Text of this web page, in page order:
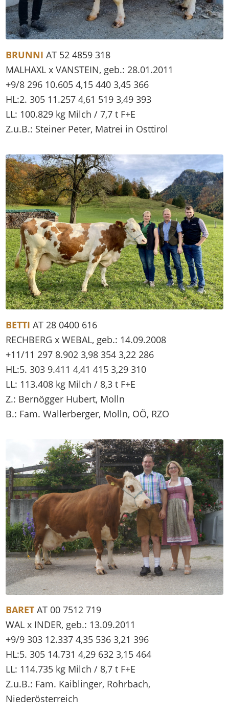
BRUNNIAT 52 4859 318
MALHAXL x VANSTEIN, geb.: 28.01.2011
+9/8 296 10.605 4,15 440 3,45 366
HL:2. 305 11.257 4,61 519 3,49 393
LL: 100.829 kg Milch / 7,7 t F+E
Z.u.B.: Steiner Peter, Matrei in Osttirol
BETTI AT 28 0400 616
RECHBERG x WEBAL, geb.: 14.09.2008
+11/11 297 8.902 3,98 354 3,22 286
HL:5. 303 9.411 4,41 415 3,29 310
LL: 113.408 kg Milch / 8,3 t F+E
Z.: Bernögger Hubert, Molln
B.: Fam. Wallerberger, Molln, OÖ, RZO
BARETAT 00 7512 719
WAL x INDER, geb.: 13.09.2011
+9/9 303 12.337 4,35 536 3,21 396
HL:5. 305 14.731 4,29 632 3,15 464
LL: 114.735 kg Milch / 8,7 t F+E
Z.u.B.: Fam. Kaiblinger, Rohrbach,
Niederösterreich